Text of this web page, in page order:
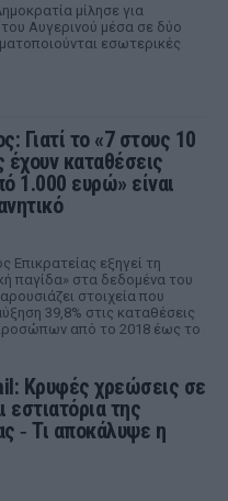
μίλησε για
Αυγερινού μέσα σε δύο
εσωτερικές
Γιατί το «7 στους 10
έχουν καταθέσεις
1.000 ευρώ» είναι
Επικρατείας εξηγεί τη
παγίδα» στα δεδομένα του
στοιχεία που
39,8% στις καταθέσεις
από το 2018 έως το
Κρυφές χρεώσεις σε
εστιατόρια της
‑ Τι αποκάλυψε η